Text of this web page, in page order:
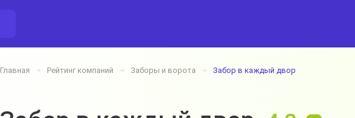
Главная ➔ Рейтинг компаний ➔ Заборы и ворота ➔ Забор в каждый двор